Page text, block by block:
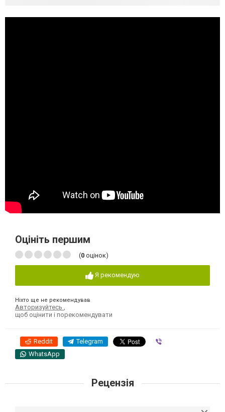
Оцініть першим
(0 оцінок)
Я рекомендую
Ніхто ще не рекомендував
Авторизуйтесь
щоб оцінити і порекомендувати
Reddit Telegram
WhatsApp
Рецензія